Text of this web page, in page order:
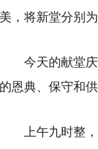
美，将新堂分别
今天的献堂
的恩典、保守和
上午九时整